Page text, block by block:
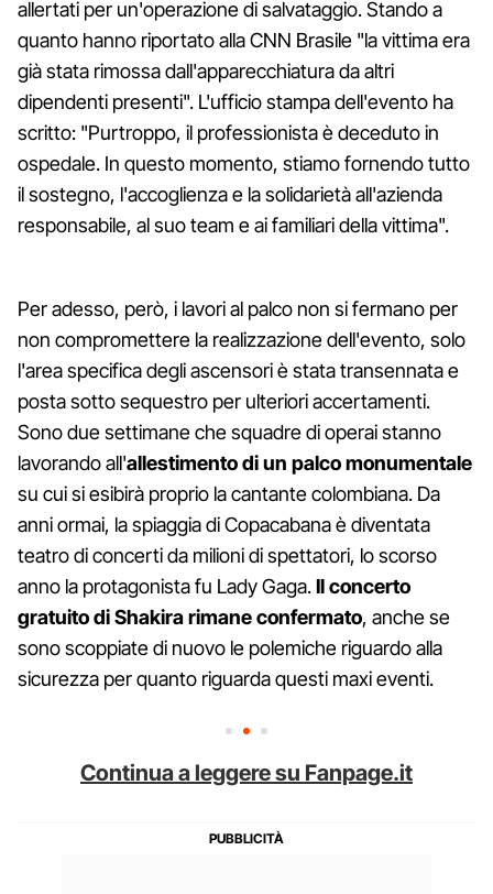
allertati per un'operazione di salvataggio. Stando a
quanto hanno riportato alla CNN Brasile "la vittima era
già stata rimossa dall'apparecchiatura da altri
dipendenti presenti". L'ufficio stampa dell'evento ha
scritto: "Purtroppo, il professionista è deceduto in
ospedale. In questo momento, stiamo fornendo tutto
il sostegno, l'accoglienza e la solidarietà all'azienda
responsabile, al suo team e ai familiari della vittima".
Per adesso, però, i lavori al palco non si fermano per
non compromettere la realizzazione dell'evento, solo
l'area specifica degli ascensori è stata transennata e
posta sotto sequestro per ulteriori accertamenti.
Sono due settimane che squadre di operai stanno
lavorando all'allestimento di un palco monumentale
su cui si esibirà proprio la cantante colombiana. Da
anni ormai, la spiaggia di Copacabana è diventata
teatro di concerti da milioni di spettatori, lo scorso
anno la protagonista fu Lady Gaga.Il concerto
gratuito di Shakira rimane confermato, anche se
sono scoppiate di nuovo le polemiche riguardo alla
sicurezza per quanto riguarda questi maxi eventi.
Continua a leggere su Fanpage.it